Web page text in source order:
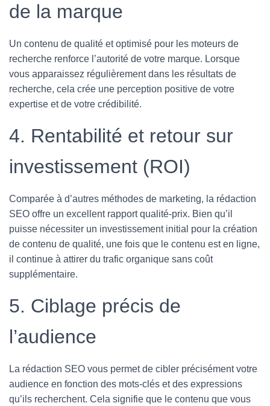
de la marque
Un contenu de qualité et optimisé pour les moteurs de
recherche renforce l’autorité de votre marque. Lorsque
vous apparaissez régulièrement dans les résultats de
recherche, cela crée une perception positive de votre
expertise et de votre crédibilité.
4. Rentabilité et retour sur
investissement (ROI)
Comparée à d’autres méthodes de marketing, la rédaction
SEO offre un excellent rapport qualité-prix. Bien qu’il
puisse nécessiter un investissement initial pour la création
de contenu de qualité, une fois que le contenu est en ligne,
il continue à attirer du trafic organique sans coût
supplémentaire.
5. Ciblage précis de
l’audience
La rédaction SEO vous permet de cibler précisément votre
audience en fonction des mots-clés et des expressions
qu’ils recherchent. Cela signifie que le contenu que vous